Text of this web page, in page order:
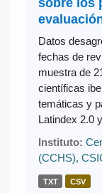
Datos
fechas de
muestra de
científicas
temáticas y
Latindex 2.0
Instituto:
(CCHS),
TXT CSV